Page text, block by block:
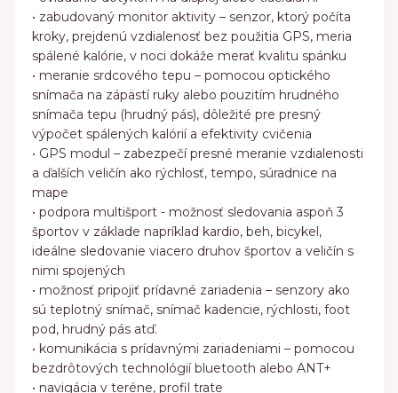
• zabudovaný monitor aktivity – senzor, ktorý počíta
kroky, prejdenú vzdialenosť bez použitia GPS, meria
spálené kalórie, v noci dokáže merať kvalitu spánku
• meranie srdcového tepu – pomocou optického
snímača na zápästí ruky alebo pouzitím hrudného
snímača tepu (hrudný pás), dôležité pre presný
výpočet spálených kalórií a efektivity cvičenia
• GPS modul – zabezpečí presné meranie vzdialenosti
a ďalších veličín ako rýchlosť, tempo, súradnice na
mape
• podpora multišport - možnosť sledovania aspoň 3
športov v základe napríklad kardio, beh, bicykel,
ideálne sledovanie viacero druhov športov a veličín s
nimi spojených
• možnosť pripojiť prídavné zariadenia – senzory ako
sú teplotný snímač, snímač kadencie, rýchlosti, foot
pod, hrudný pás atď.
• komunikácia s prídavnými zariadeniami – pomocou
bezdrôtových technológií bluetooth alebo ANT+
• navigácia v teréne, profil trate